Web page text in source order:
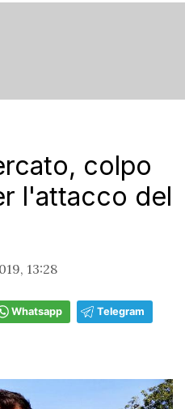
colpo
l'attacco del
13:28
Whatsapp Telegram